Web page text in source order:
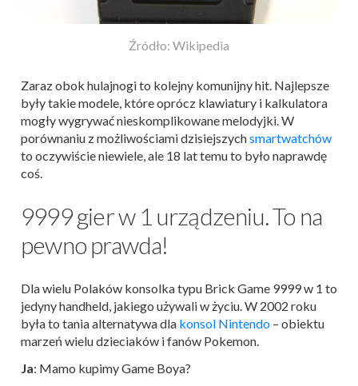
Źródło: Wikipedia
Zaraz obok hulajnogi to kolejny komunijny hit. Najlepsze
były takie modele, które oprócz klawiatury i kalkulatora
mogły wygrywać nieskomplikowane melodyjki. W
porównaniu z możliwościami dzisiejszychsmartwatchów
to oczywiście niewiele, ale 18 lat temu to było naprawdę
coś.
9999 gier w 1 urządzeniu. To na
pewno prawda!
Dla wielu Polaków konsolka typu Brick Game 9999 w 1 to
jedyny handheld, jakiego używali w życiu. W 2002 roku
była to tania alternatywa dla konsol Nintendo – obiektu
marzeń wielu dzieciaków i fanów Pokemon.
Ja: Mamo kupimy Game Boya?